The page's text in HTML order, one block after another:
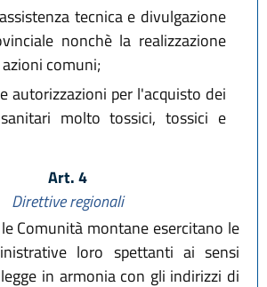
tecnica e divulgazione
nonchè la realizzazione
comuni;
autorizzazioni per l'acquisto dei
molto tossici, tossici e
Art. 4
Direttive regionali
Comunità montane esercitano le
loro spettanti ai sensi
in armonia con gli indirizzi di